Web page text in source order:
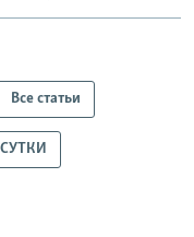
Все статьи